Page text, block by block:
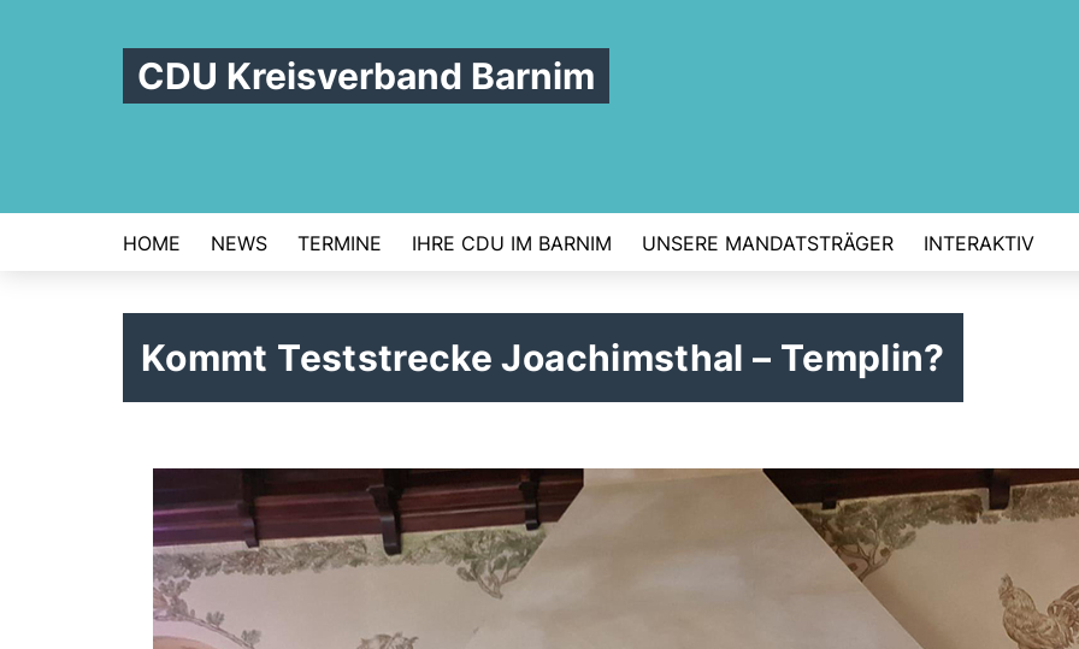
CDU Kreisverband Barnim
HOME NEWS TERMINE IHRE CDU IM BARNIM UNSERE MANDATSTRÄGER INTERAKTIV
Kommt Teststrecke Joachimsthal – Templin?